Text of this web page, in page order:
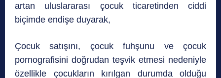
artan uluslararası çocuk ticaretinden ciddi
biçimde endişe duyarak,
Çocuk satışını, çocuk fuhşunu ve çocuk
pornografisini doğrudan teşvik etmesi nedeniyle
özellikle çocukların kırılgan durumda olduğu